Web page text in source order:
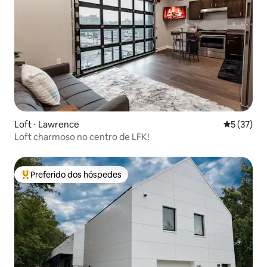
Loft ⋅ Lawrence 5 de uma
5 (37)
Loft charmoso no centro de LFK!
Entre os melhores preferidos dos hóspedes
Preferido dos hóspedes